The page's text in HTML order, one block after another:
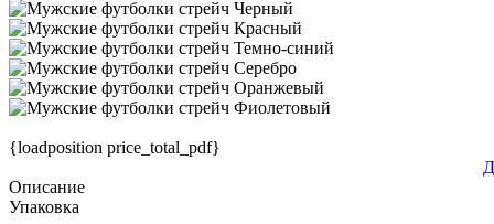
{loadposition price_total_pdf}
Описание
Упаковка